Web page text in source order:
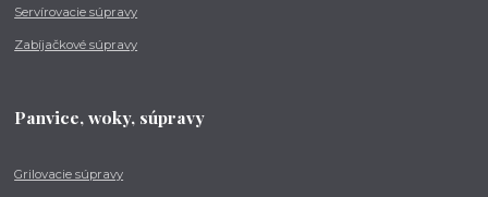
Servírovacie súpravy
Zabíjačkové súpravy
Panvice, woky, súpravy
Grilovacie súpravy